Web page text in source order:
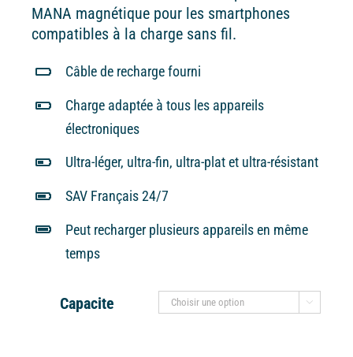
MANA magnétique pour les smartphones
compatibles à la charge sans fil.
Câble de recharge fourni
Charge adaptée à tous les appareils
électroniques
Ultra-léger, ultra-fin, ultra-plat et ultra-résistant
SAV Français 24/7
Peut recharger plusieurs appareils en même
temps
Capacite 